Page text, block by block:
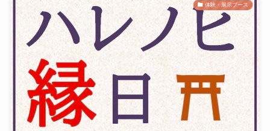
体験・展示ブース